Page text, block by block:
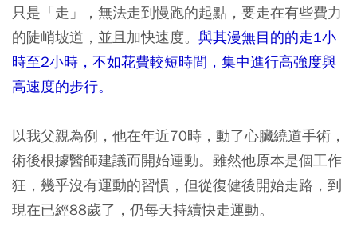
只是「走」，無法走到慢跑的起點，要走在有些費力
的陡峭坡道，並且加快速度。 與其漫無目的的走1小
時至2小時，不如花費較短時間，集中進行高強度與
高速度的步行。
以我父親為例，他在年近70時，動了心臟繞道手術，
術後根據醫師建議而開始運動。雖然他原本是個工作
狂，幾乎沒有運動的習慣，但從復健後開始走路，到
現在已經88歲了，仍每天持續快走運動。